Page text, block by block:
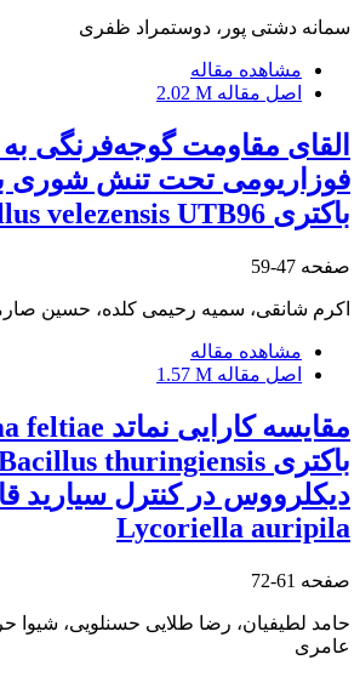
سمانه دشتی پور، دوستمراد ظفری
مشاهده مقاله
اصل مقاله 2.02 M
القای مقاومت گوجه‌فرنگی
فوزاریومی تحت تنش شوری با
باکتری Bacillus velezensis UTB96
صفحه 47-59
اکرم شانقی، سمیه رحیمی کلده، حسین
مشاهده مقاله
اصل مقاله 1.57 M
دیکلرووس در کنترل سیارید
Lycoriella auripila
صفحه 61-72
حامد لطیفیان، رضا طلایی حسنلویی، شیوا
عامری